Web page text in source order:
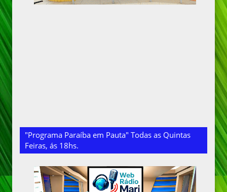
"Programa Paraíba em Pauta" Todas as Quintas
Feiras, ás 18hs.